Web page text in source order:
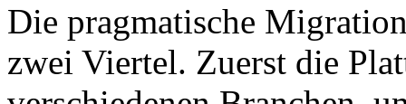
Die pragmatische
zwei Viertel. Zuerst die